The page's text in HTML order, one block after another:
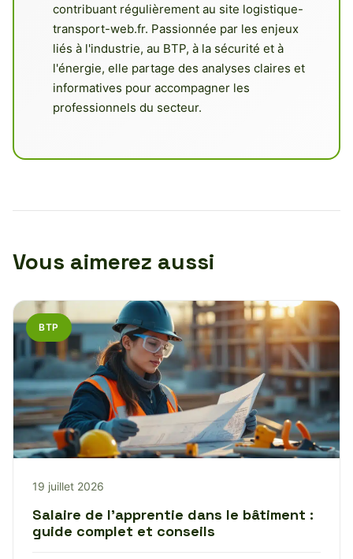
contribuant régulièrement au site logistique-
transport-web.fr. Passionnée par les enjeux
liés à l'industrie, au BTP, à la sécurité et à
l'énergie, elle partage des analyses claires et
informatives pour accompagner les
professionnels du secteur.
Vous aimerez aussi
BTP
19 juillet 2026
Salaire de l’apprentie dans le bâtiment :
guide complet et conseils